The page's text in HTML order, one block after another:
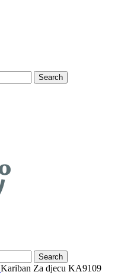
Search
Search
Kariban Za djecu KA9109